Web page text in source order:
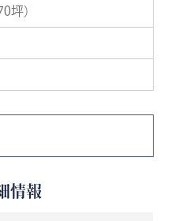
坪）
情報